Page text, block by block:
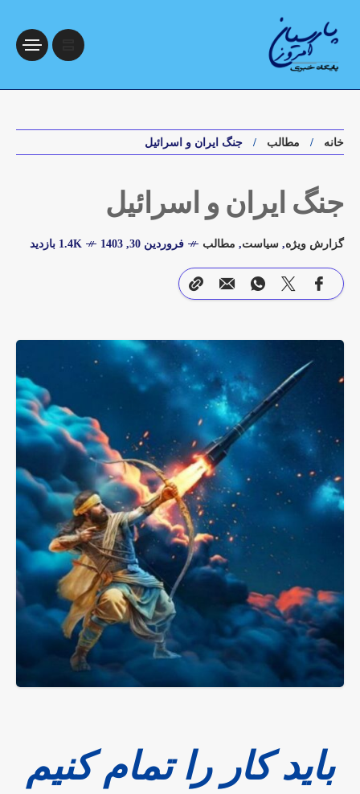
خانه مطالب جنگ ایران و اسرائیل
جنگ ایران و اسرائیل
گزارش ویژه, سیاست, مطالب فروردین 30, 1403 1.4K بازدید
باید کار را تمام کنیم